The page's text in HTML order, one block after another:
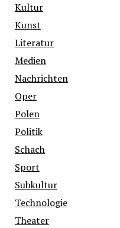
Kultur
Kunst
Literatur
Medien
Nachrichten
Oper
Polen
Politik
Schach
Sport
Subkultur
Technologie
Theater